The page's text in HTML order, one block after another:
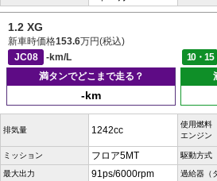
1.2 XG
新車時価格153.6万円(税込)
JC08
-km/L 10・15
満タンでどこまで走る？
-km
排気量 1242cc
使用燃料
エンジン
ミッション フロア5MT 駆動方式
最大出力 91ps/6000rpm 過給器（